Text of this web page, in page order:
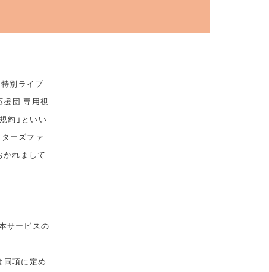
特別ライブ
援団 専用視
約」といい
ーズファ
かれまして
サービスの
同項に定め